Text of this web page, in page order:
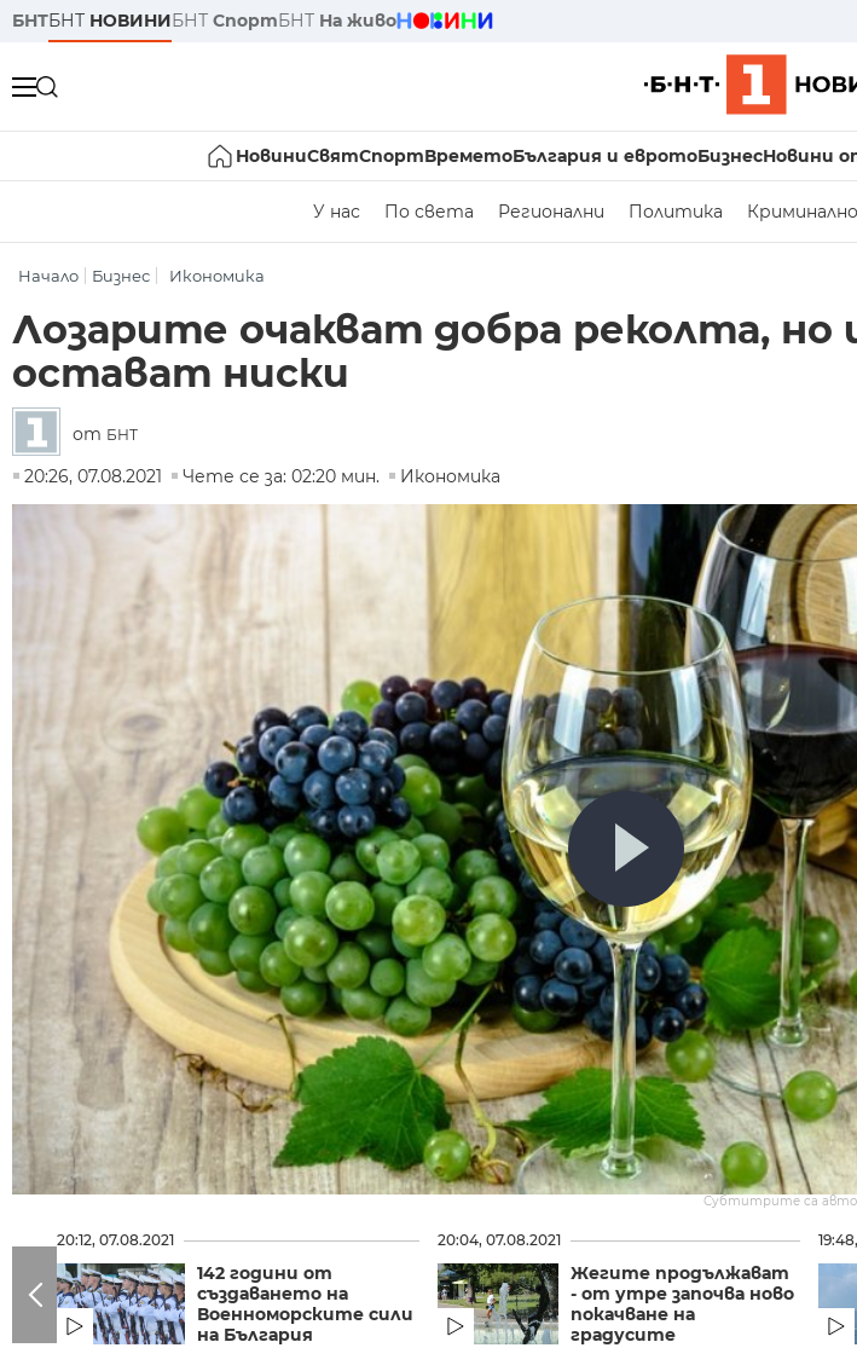
БНТБНТ НОВИНИБНТ СпортБНТ На живо
НовиниСвятСпортВреметоБългария и евротоБизнесНовини
У нас По света Регионални Политика Криминално
Начало Бизнес Икономика
Лозарите очакват добра реколта, но
остават ниски
от БНТ
20:26, 07.08.2021
Чете се за: 02:20 мин. Икономика
Субтитрите са
20:12, 07.08.2021
142 години от
създаването на
Военноморските сили
на България
20:04, 07.08.2021
Жегите продължават
- от утре започва ново
покачване на
градусите